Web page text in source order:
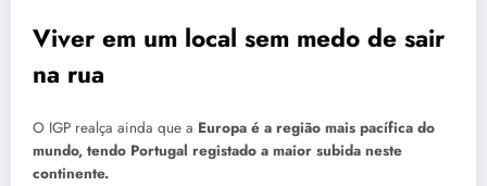
Viver em um local sem medo de sair
na rua
O IGP realça ainda que a Europa é a região mais pacífica do
mundo, tendo Portugal registado a maior subida neste
continente.